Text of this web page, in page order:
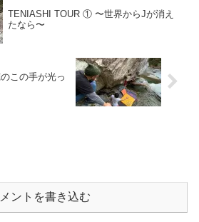
TENIASHI TOUR ① 〜世界からJが消え
たなら〜
この手が光っ
ントを書き込む